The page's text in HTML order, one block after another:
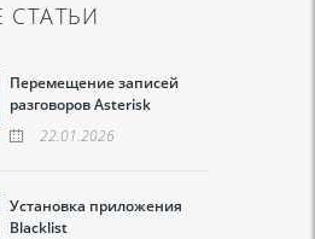
Перемещение записей
разговоров Asterisk
22.01.2026
Установка приложения
Blacklist